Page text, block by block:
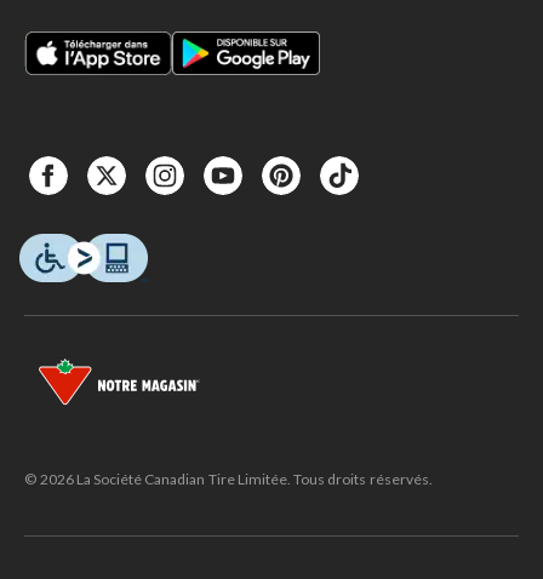
© 2026 La Société Canadian Tire Limitée. Tous droits réservés.